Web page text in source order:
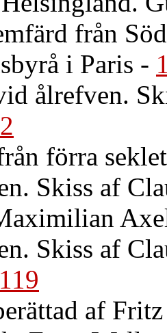
från
i Paris -
ålrefven.
förra seklet
Skiss af
Skiss af
119
af